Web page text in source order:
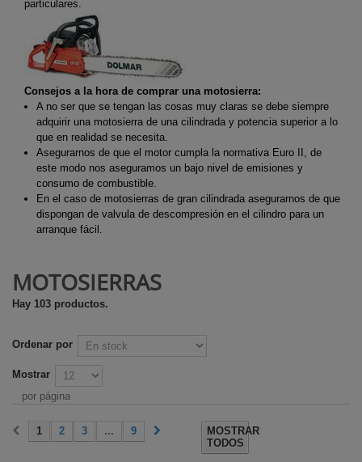
particulares.
Consejos a la hora de comprar una motosierra:
A no ser que se tengan las cosas muy claras se debe siempre
adquirir una motosierra de una cilindrada y potencia superior a lo
que en realidad se necesita.
Asegurarnos de que el motor cumpla la normativa Euro II, de
este modo nos aseguramos un bajo nivel de emisiones y
consumo de combustible.
En el caso de motosierras de gran cilindrada asegurarnos de que
dispongan de valvula de descompresión en el cilindro para un
arranque fácil.
MOTOSIERRAS
Hay 103 productos.
Ordenar por
Mostrar
por página
MOSTRAR
TODOS
1 2 3 ... 9